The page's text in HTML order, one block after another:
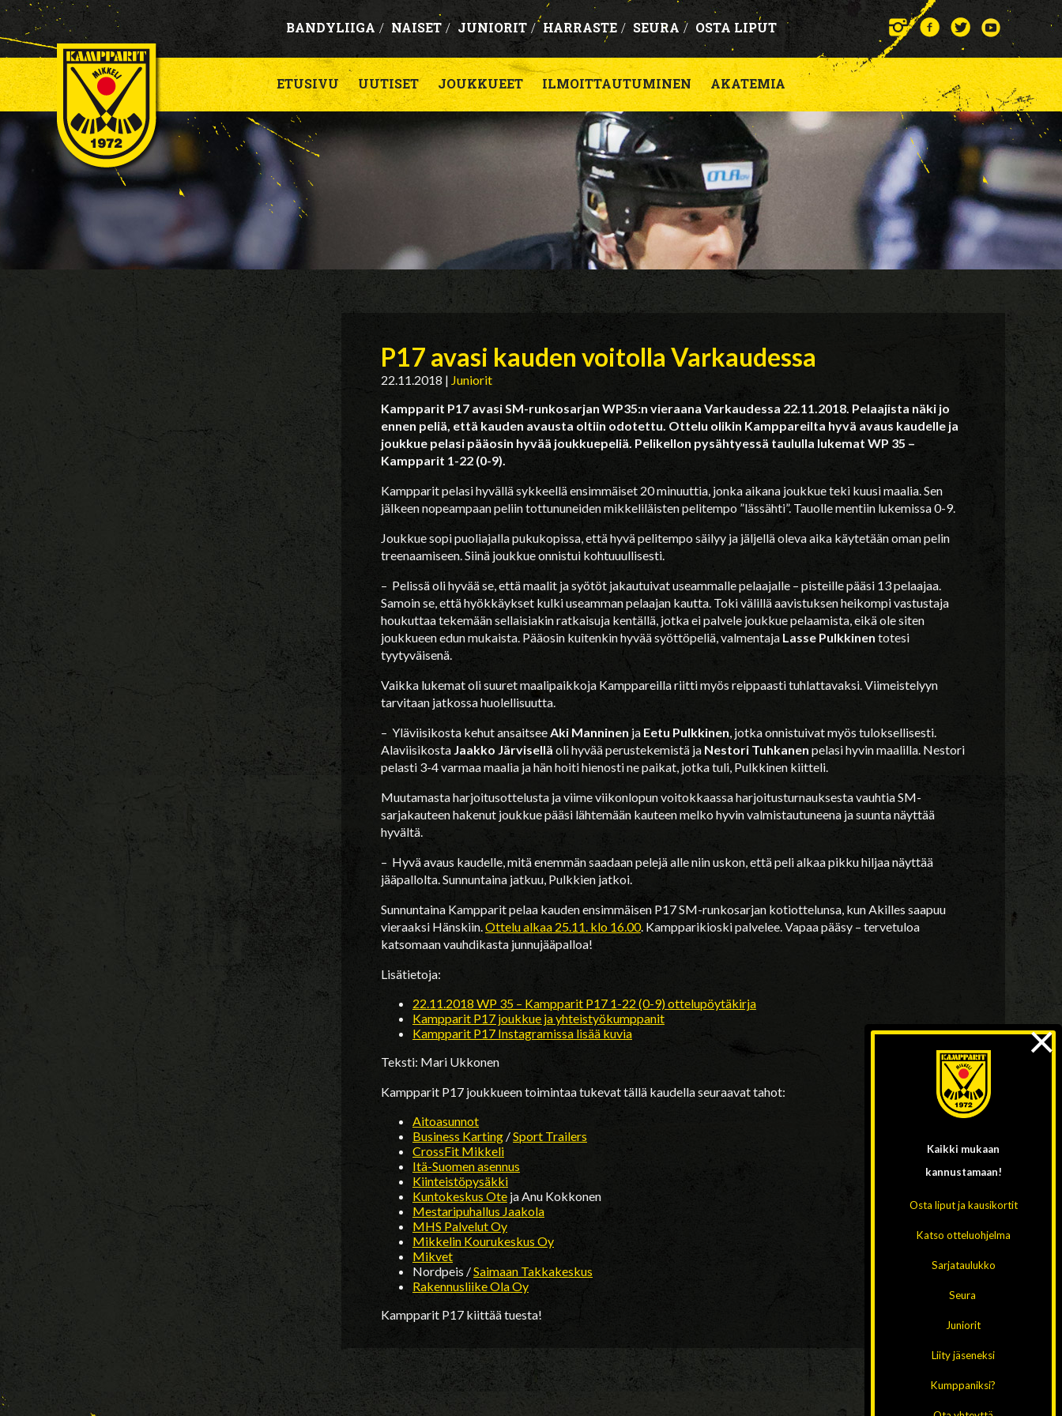
BANDYLIIGA / NAISET / JUNIORIT / HARRASTE / SEURA / OSTA LIPUT
ETUSIVU UUTISET JOUKKUEET ILMOITTAUTUMINEN AKATEMIA
P17 avasi kauden voitolla Varkaudessa
22.11.2018 | Juniorit
Kampparit P17 avasi SM-runkosarjan WP35:n vieraana Varkaudessa 22.11.2018. Pelaajista näki jo
ennen peliä, että kauden avausta oltiin odotettu. Ottelu olikin Kamppareilta hyvä avaus kaudelle ja
joukkue pelasi pääosin hyvää joukkuepeliä. Pelikellon pysähtyessä taululla lukemat WP 35 –
Kampparit 1-22 (0-9).
Kampparit pelasi hyvällä sykkeellä ensimmäiset 20 minuuttia, jonka aikana joukkue teki kuusi maalia. Sen
jälkeen nopeampaan peliin tottununeiden mikkeliläisten pelitempo ”lässähti”. Tauolle mentiin lukemissa 0-9.
Joukkue sopi puoliajalla pukukopissa, että hyvä pelitempo säilyy ja jäljellä oleva aika käytetään oman pelin
treenaamiseen. Siinä joukkue onnistui kohtuuullisesti.
– Pelissä oli hyvää se, että maalit ja syötöt jakautuivat useammalle pelaajalle – pisteille pääsi 13 pelaajaa.
Samoin se, että hyökkäykset kulki useamman pelaajan kautta. Toki välillä aavistuksen heikompi vastustaja
houkuttaa tekemään sellaisiakin ratkaisuja kentällä, jotka ei palvele joukkue pelaamista, eikä ole siten
joukkueen edun mukaista. Pääosin kuitenkin hyvää syöttöpeliä, valmentaja Lasse Pulkkinen totesi
tyytyväisenä.
Vaikka lukemat oli suuret maalipaikkoja Kamppareilla riitti myös reippaasti tuhlattavaksi. Viimeistelyyn
tarvitaan jatkossa huolellisuutta.
– Yläviisikosta kehut ansaitseeAki Manninen ja Eetu Pulkkinen, jotka onnistuivat myös tuloksellisesti.
Alaviisikosta Jaakko Järvisellä oli hyvää perustekemistä ja Nestori Tuhkanen pelasi hyvin maalilla. Nestori
pelasti 3-4 varmaa maalia ja hän hoiti hienosti ne paikat, jotka tuli, Pulkkinen kiitteli.
Muutamasta harjoitusottelusta ja viime viikonlopun voitokkaassa harjoitusturnauksesta vauhtia SM-
sarjakauteen hakenut joukkue pääsi lähtemään kauteen melko hyvin valmistautuneena ja suunta näyttää
hyvältä.
– Hyvä avaus kaudelle, mitä enemmän saadaan pelejä alle niin uskon, että peli alkaa pikku hiljaa näyttää
jääpallolta. Sunnuntaina jatkuu, Pulkkien jatkoi.
Sunnuntaina Kampparit pelaa kauden ensimmäisen P17 SM-runkosarjan kotiottelunsa, kun Akilles saapuu
vieraaksi Hänskiin.Ottelu alkaa 25.11. klo 16.00. Kampparikioski palvelee. Vapaa pääsy – tervetuloa
katsomaan vauhdikasta junnujääpalloa!
Lisätietoja:
22.11.2018 WP 35 – Kampparit P17 1-22 (0-9) ottelupöytäkirja
Kampparit P17 joukkue ja yhteistyökumppanit
Kampparit P17 Instagramissa lisää kuvia
Teksti: Mari Ukkonen
Kampparit P17 joukkueen toimintaa tukevat tällä kaudella seuraavat tahot:
Aitoasunnot
Business Karting /Sport Trailers
CrossFit Mikkeli
Itä-Suomen asennus
Kiinteistöpysäkki
Kuntokeskus Ote ja Anu Kokkonen
Mestaripuhallus Jaakola
MHS Palvelut Oy
Mikkelin Kourukeskus Oy
Mikvet
Nordpeis /Saimaan Takkakeskus
Rakennusliike Ola Oy
Kampparit P17 kiittää tuesta!
Kaikki mukaan
kannustamaan!
Osta liput ja kausikortit
Katso otteluohjelma
Sarjataulukko
Seura
Juniorit
Liity jäseneksi
Kumppaniksi?
×